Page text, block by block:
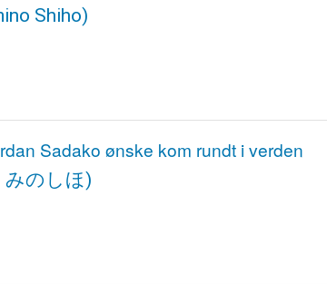
Shiho)
Sadako ønske kom rundt i verden
みのしほ)